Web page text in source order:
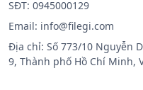
SĐT: 0945000129
Email: info@filegi.com
Địa chỉ: Số 773/10 Nguyễn
9, Thành phố Hồ Chí Minh,